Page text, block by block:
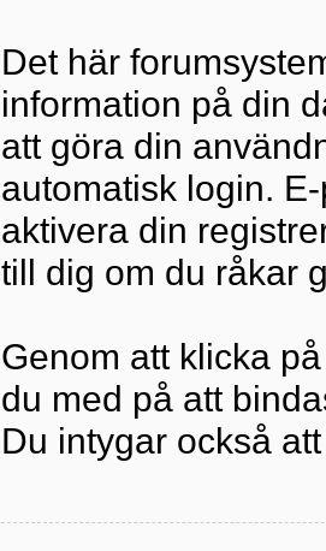
Det här
information på din
att göra din
automatisk login.
aktivera din
till dig om du råkar
Genom att klicka
du med på att
Du intygar också